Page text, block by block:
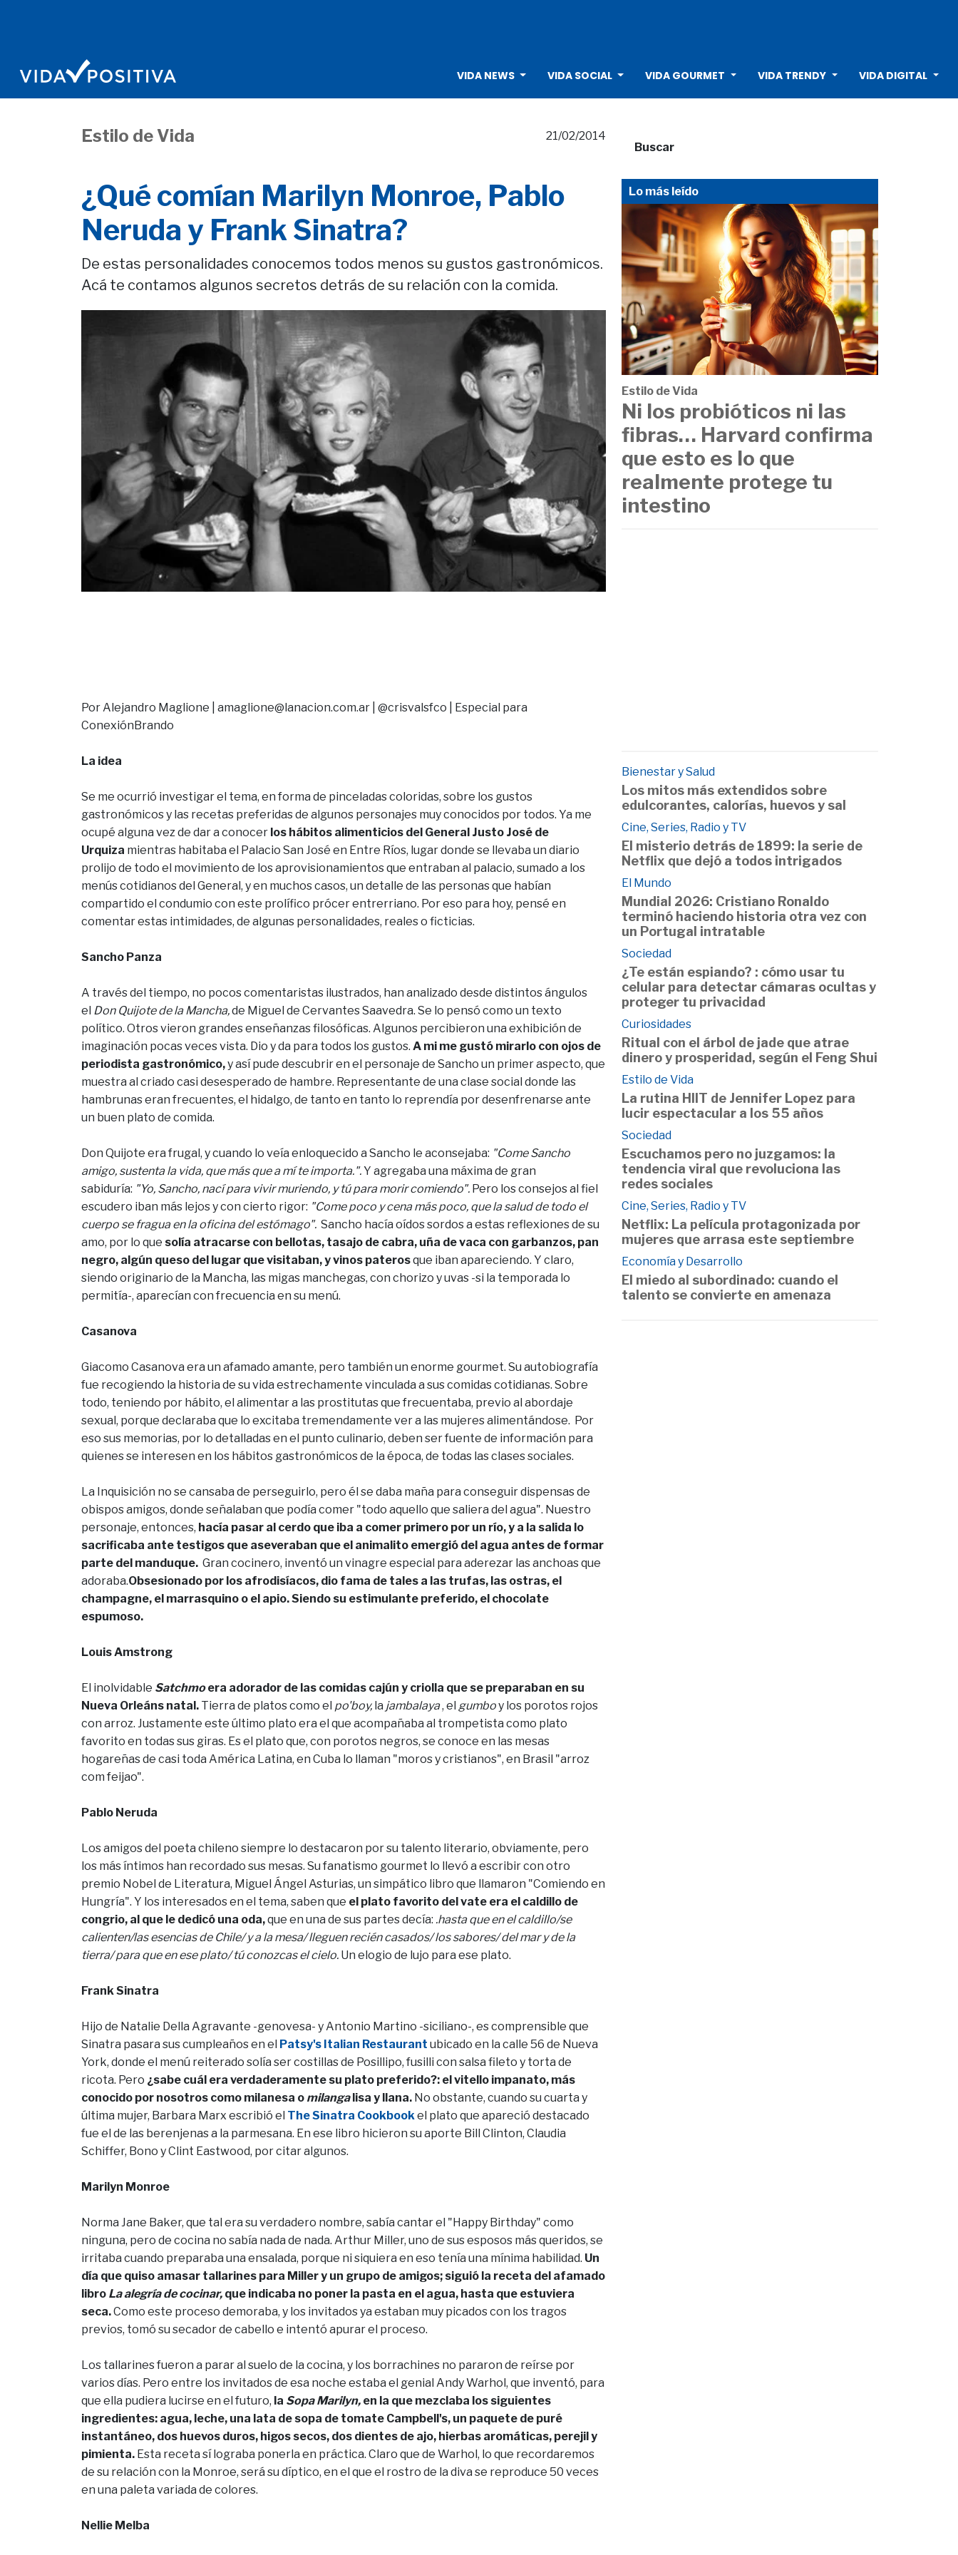
VIDA NEWS VIDA SOCIAL VIDA GOURMET VIDA TRENDY VIDA DIGITAL
Estilo de Vida 21/02/2014
¿Qué comían Marilyn Monroe, Pablo
Neruda y Frank Sinatra?
De estas personalidades conocemos todos menos su gustos gastronómicos.
Acá te contamos algunos secretos detrás de su relación con la comida.
Por Alejandro Maglione | amaglione@lanacion.com.ar | @crisvalsfco | Especial para
ConexiónBrando
La idea
Se me ocurrió investigar el tema, en forma de pinceladas coloridas, sobre los gustos
gastronómicos y las recetas preferidas de algunos personajes muy conocidos por todos. Ya me
ocupé alguna vez de dar a conocer los hábitos alimenticios del General Justo José de
Urquiza mientras habitaba el Palacio San José en Entre Ríos, lugar donde se llevaba un diario
prolijo de todo el movimiento de los aprovisionamientos que entraban al palacio, sumado a los
menús cotidianos del General, y en muchos casos, un detalle de las personas que habían
compartido el condumio con este prolífico prócer entrerriano. Por eso para hoy, pensé en
comentar estas intimidades, de algunas personalidades, reales o ficticias.
Sancho Panza
A través del tiempo, no pocos comentaristas ilustrados, han analizado desde distintos ángulos
el Don Quijote de la Mancha,de Miguel de Cervantes Saavedra. Se lo pensó como un texto
político. Otros vieron grandes enseñanzas filosóficas. Algunos percibieron una exhibición de
imaginación pocas veces vista. Dio y da para todos los gustos. A mi me gustó mirarlo con ojos de
periodista gastronómico,y así pude descubrir en el personaje de Sancho un primer aspecto, que
muestra al criado casi desesperado de hambre. Representante de una clase social donde las
hambrunas eran frecuentes, el hidalgo, de tanto en tanto lo reprendía por desenfrenarse ante
un buen plato de comida.
Don Quijote era frugal, y cuando lo veía enloquecido a Sancho le aconsejaba: "Come Sancho
amigo, sustenta la vida, que más que a mí te importa.".Y agregaba una máxima de gran
sabiduría: "Yo, Sancho, nací para vivir muriendo, y tú para morir comiendo". Pero los consejos al fiel
escudero iban más lejos y con cierto rigor: "Come poco y cena más poco, que la salud de todo el
cuerpo se fragua en la oficina del estómago". Sancho hacía oídos sordos a estas reflexiones de su
amo, por lo que solía atracarse con bellotas, tasajo de cabra, uña de vaca con garbanzos, pan
negro, algún queso del lugar que visitaban, y vinos paterosque iban apareciendo. Y claro,
siendo originario de la Mancha, las migas manchegas, con chorizo y uvas -si la temporada lo
permitía-, aparecían con frecuencia en su menú.
Casanova
Giacomo Casanova era un afamado amante, pero también un enorme gourmet. Su autobiografía
fue recogiendo la historia de su vida estrechamente vinculada a sus comidas cotidianas. Sobre
todo, teniendo por hábito, el alimentar a las prostitutas que frecuentaba, previo al abordaje
sexual, porque declaraba que lo excitaba tremendamente ver a las mujeres alimentándose. Por
eso sus memorias, por lo detalladas en el punto culinario, deben ser fuente de información para
quienes se interesen en los hábitos gastronómicos de la época, de todas las clases sociales.
La Inquisición no se cansaba de perseguirlo, pero él se daba maña para conseguir dispensas de
obispos amigos, donde señalaban que podía comer "todo aquello que saliera del agua". Nuestro
personaje, entonces, hacía pasar al cerdo que iba a comer primero por un río, y a la salida lo
sacrificaba ante testigos que aseveraban que el animalito emergió del agua antes de formar
parte del manduque. Gran cocinero, inventó un vinagre especial para aderezar las anchoas que
adoraba.Obsesionado por los afrodisíacos, dio fama de tales a las trufas, las ostras, el
champagne, el marrasquino o el apio. Siendo su estimulante preferido, el chocolate
espumoso.
Louis Amstrong
El inolvidable Satchmoera adorador de las comidas cajún y criolla que se preparaban en su
Nueva Orleáns natal. Tierra de platos como el po'boy, la jambalaya, el gumboy los porotos rojos
con arroz. Justamente este último plato era el que acompañaba al trompetista como plato
favorito en todas sus giras. Es el plato que, con porotos negros, se conoce en las mesas
hogareñas de casi toda América Latina, en Cuba lo llaman "moros y cristianos", en Brasil "arroz
com feijao".
Pablo Neruda
Los amigos del poeta chileno siempre lo destacaron por su talento literario, obviamente, pero
los más íntimos han recordado sus mesas. Su fanatismo gourmet lo llevó a escribir con otro
premio Nobel de Literatura, Miguel Ángel Asturias, un simpático libro que llamaron "Comiendo en
Hungría". Y los interesados en el tema, saben que el plato favorito del vate era el caldillo de
congrio, al que le dedicó una oda,que en una de sus partes decía: .hasta que en el caldillo/se
calienten/las esencias de Chile/ y a la mesa/ lleguen recién casados/ los sabores/ del mar y de la
tierra/ para que en ese plato/ tú conozcas el cielo. Un elogio de lujo para ese plato.
Frank Sinatra
Hijo de Natalie Della Agravante -genovesa- y Antonio Martino -siciliano-, es comprensible que
Sinatra pasara sus cumpleaños en el Patsy's Italian Restaurant ubicado en la calle 56 de Nueva
York, donde el menú reiterado solía ser costillas de Posillipo, fusilli con salsa fileto y torta de
ricota. Pero ¿sabe cuál era verdaderamente su plato preferido?: el vitello impanato, más
conocido por nosotros como milanesa o milangalisa y llana. No obstante, cuando su cuarta y
última mujer, Barbara Marx escribió el The Sinatra Cookbookel plato que apareció destacado
fue el de las berenjenas a la parmesana. En ese libro hicieron su aporte Bill Clinton, Claudia
Schiffer, Bono y Clint Eastwood, por citar algunos.
Marilyn Monroe
Norma Jane Baker, que tal era su verdadero nombre, sabía cantar el "Happy Birthday" como
ninguna, pero de cocina no sabía nada de nada. Arthur Miller, uno de sus esposos más queridos, se
irritaba cuando preparaba una ensalada, porque ni siquiera en eso tenía una mínima habilidad. Un
día que quiso amasar tallarines para Miller y un grupo de amigos; siguió la receta del afamado
libro La alegría de cocinar, que indicaba no poner la pasta en el agua, hasta que estuviera
seca.Como este proceso demoraba, y los invitados ya estaban muy picados con los tragos
previos, tomó su secador de cabello e intentó apurar el proceso.
Los tallarines fueron a parar al suelo de la cocina, y los borrachines no pararon de reírse por
varios días. Pero entre los invitados de esa noche estaba el genial Andy Warhol, que inventó, para
que ella pudiera lucirse en el futuro, la Sopa Marilyn, en la que mezclaba los siguientes
ingredientes: agua, leche, una lata de sopa de tomate Campbell's, un paquete de puré
instantáneo, dos huevos duros, higos secos, dos dientes de ajo, hierbas aromáticas, perejil y
pimienta. Esta receta sí lograba ponerla en práctica. Claro que de Warhol, lo que recordaremos
de su relación con la Monroe, será su díptico, en el que el rostro de la diva se reproduce 50 veces
en una paleta variada de colores.
Nellie Melba
Buscar
Lo más leído
Estilo de Vida
Ni los probióticos ni las
fibras… Harvard confirma
que esto es lo que
realmente protege tu
intestino
Bienestar y Salud
Los mitos más extendidos sobre
edulcorantes, calorías, huevos y sal
Cine, Series, Radio y TV
El misterio detrás de 1899: la serie de
Netflix que dejó a todos intrigados
El Mundo
Mundial 2026: Cristiano Ronaldo
terminó haciendo historia otra vez con
un Portugal intratable
Sociedad
¿Te están espiando? : cómo usar tu
celular para detectar cámaras ocultas y
proteger tu privacidad
Curiosidades
Ritual con el árbol de jade que atrae
dinero y prosperidad, según el Feng Shui
Estilo de Vida
La rutina HIIT de Jennifer Lopez para
lucir espectacular a los 55 años
Sociedad
Escuchamos pero no juzgamos: la
tendencia viral que revoluciona las
redes sociales
Cine, Series, Radio y TV
Netflix: La película protagonizada por
mujeres que arrasa este septiembre
Economía y Desarrollo
El miedo al subordinado: cuando el
talento se convierte en amenaza